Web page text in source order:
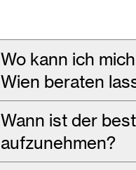
Wo kann ich
Wien beraten
Wann ist der
aufzunehmen?